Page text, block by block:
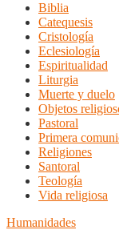
Biblia
Catequesis
Cristología
Eclesiología
Espiritualidad
Liturgia
Muerte y duelo
Objetos
Pastoral
Primera
Religiones
Santoral
Teología
Vida religiosa
Humanidades